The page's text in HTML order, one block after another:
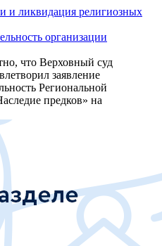
и ликвидация религиозных
организации
что Верховный суд
заявление
Региональной
предков» на